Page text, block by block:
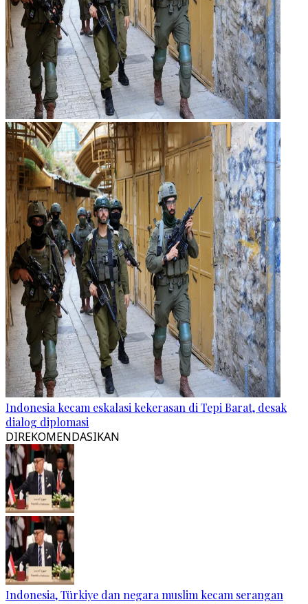
Indonesia kecam eskalasi kekerasan di Tepi Barat, desak
dialog diplomasi
DIREKOMENDASIKAN
Indonesia, Türkiye dan negara muslim kecam serangan